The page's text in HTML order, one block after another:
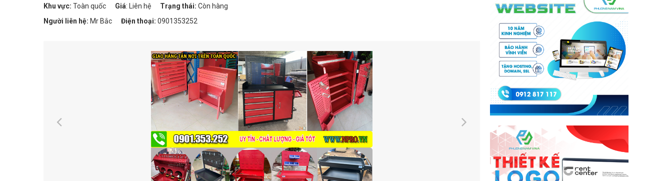
Khu vực: Toàn quốc Giá: Liên hệ Trạng thái: Còn hàng
Người liên hệ: Mr Bắc Điện thoại: 0901353252